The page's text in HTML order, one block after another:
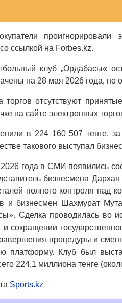
ссылкой на Forbes.kz.
клуб „Ордабасы«
на 28 мая 2026 года, но
торгов отсутствуют
на сайте электронных
в 224 160 507 тенге,
такового выступал
года в СМИ появились
бизнесмена
полного контроля над
и бизнесмен Шахмурат
Сделка проводилась во
сокращении
процедуры и
платформу. Клуб был
224,1 миллиона тенге
Sports.kz